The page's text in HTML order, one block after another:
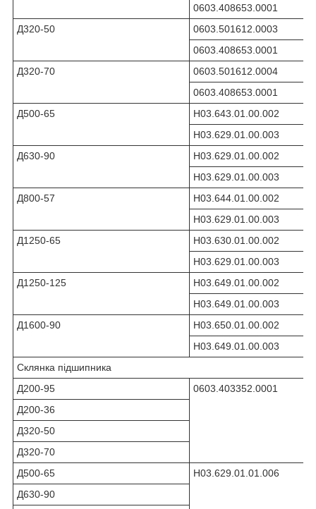
0603.408653.0001
Д320-50
0603.501612.0003
0603.408653.0001
Д320-70
0603.501612.0004
0603.408653.0001
Д500-65
Н03.643.01.00.002
Н03.629.01.00.003
Д630-90
Н03.629.01.00.002
Н03.629.01.00.003
Д800-57
Н03.644.01.00.002
Н03.629.01.00.003
Д1250-65
Н03.630.01.00.002
Н03.629.01.00.003
Д1250-125
Н03.649.01.00.002
Н03.649.01.00.003
Д1600-90
Н03.650.01.00.002
Н03.649.01.00.003
Склянка підшипника
Д200-95
0603.403352.0001
Д200-36
Д320-50
Д320-70
Д500-65
Н03.629.01.01.006
Д630-90